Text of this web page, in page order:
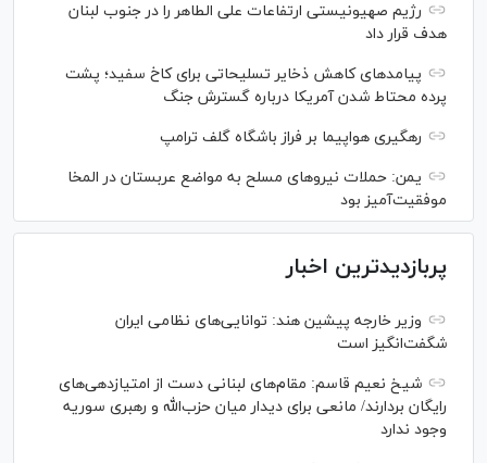
رژیم صهیونیستی ارتفاعات علی الطاهر را در جنوب لبنان
هدف قرار داد
پیامدهای کاهش ذخایر تسلیحاتی برای کاخ سفید؛ پشت
پرده محتاط شدن آمریکا درباره گسترش جنگ
رهگیری هواپیما بر فراز باشگاه گلف ترامپ
یمن: حملات نیروهای مسلح به مواضع عربستان در المخا
موفقیت‌آمیز بود
پربازدیدترین اخبار
وزیر خارجه پیشین هند: توانایی‌های نظامی ایران
شگفت‌انگیز است
شیخ نعیم قاسم: مقام‌های لبنانی دست از امتیازدهی‌های
رایگان بردارند/ مانعی برای دیدار میان حزب‌الله و رهبری سوریه
وجود ندارد